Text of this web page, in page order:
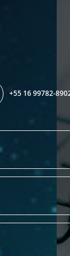
+55 16 99782-